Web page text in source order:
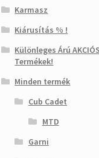
Karmasz
Kiárusítás % !
Különleges Árú AKCIÓS
Termékek!
Minden termék
Cub Cadet
MTD
Garni